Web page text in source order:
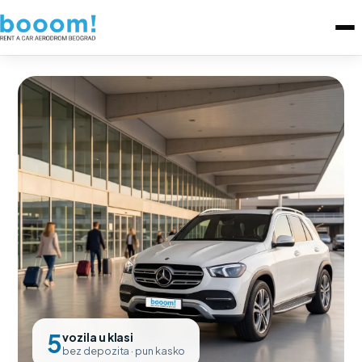
5vozila u klasi
bez depozita · pun kasko